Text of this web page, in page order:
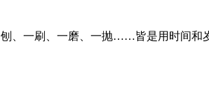
、一刷、一磨、一抛……皆是用时间